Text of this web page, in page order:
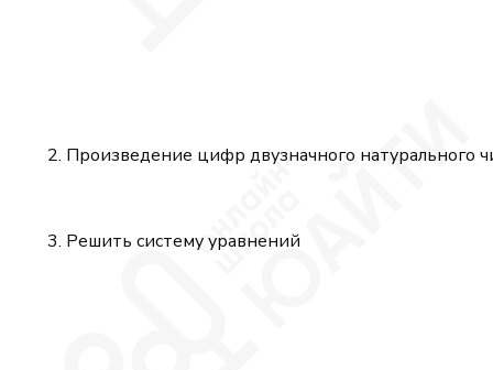
Произведение цифр двузначного натурального
Решить систему уравнений